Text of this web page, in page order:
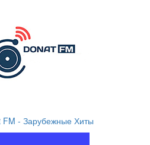
FM - Зарубежные Хиты